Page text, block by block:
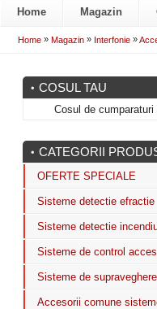
Home Magazin
Home » Magazin » Interfonie »
COSUL TAU
Cosul de cumparaturi
CATEGORII
OFERTE SPECIALE
Sisteme detectie efractie
Sisteme detectie
Sisteme de control acces
Sisteme de supraveghere
Accesorii comune